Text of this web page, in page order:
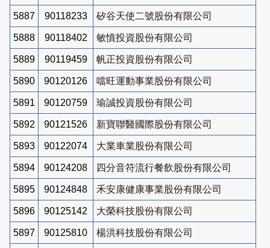
5887 90118233 矽谷天使二號股份有限公司
5888 90118402 敏慎投資股份有限公司
5889 90119459 帆正投資股份有限公司
5890 90120126 噹旺運動事業股份有限公司
5891 90120759 瑜誠投資股份有限公司
5892 90121526 新寶聯醫國際股份有限公司
5893 90122074 大業車業股份有限公司
5894 90124208 四分音符流行餐飲股份有限公司
5895 90124848 禾安康健康事業股份有限公司
5896 90125142 大榮科技股份有限公司
5897 90125810 楊洪科技股份有限公司